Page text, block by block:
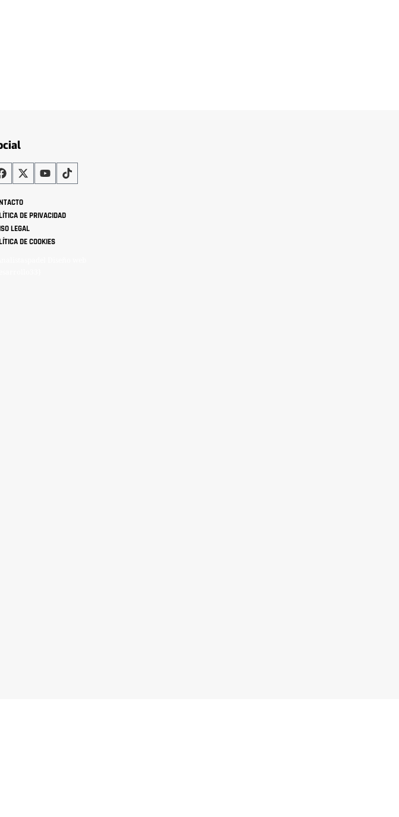
DE PRIVACIDAD
LEGAL
DE COOKIES